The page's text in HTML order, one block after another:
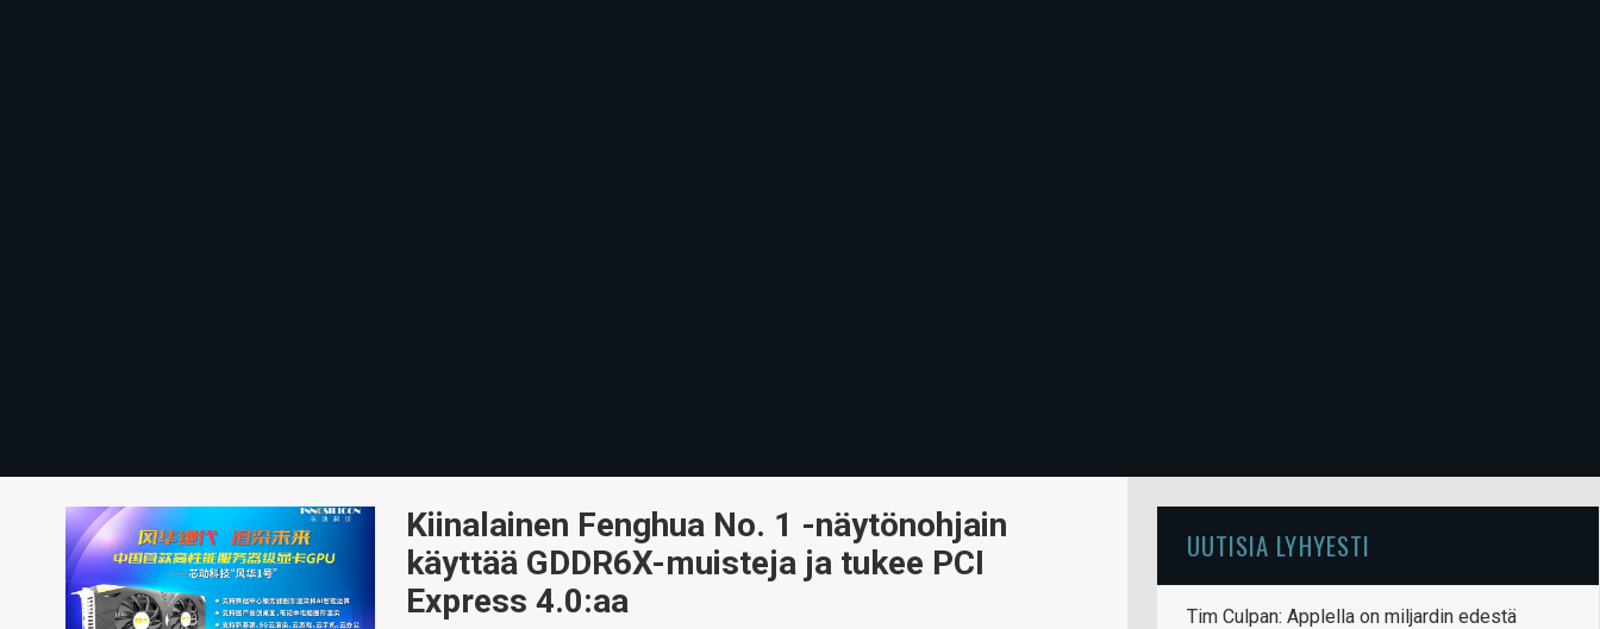
Kiinalainen Fenghua No. 1 -näytönohjain
käyttää GDDR6X-muisteja ja tukee PCI
Express 4.0:aa
UUTISIA LYHYESTI
Tim Culpan: Applella on miljardin edestä